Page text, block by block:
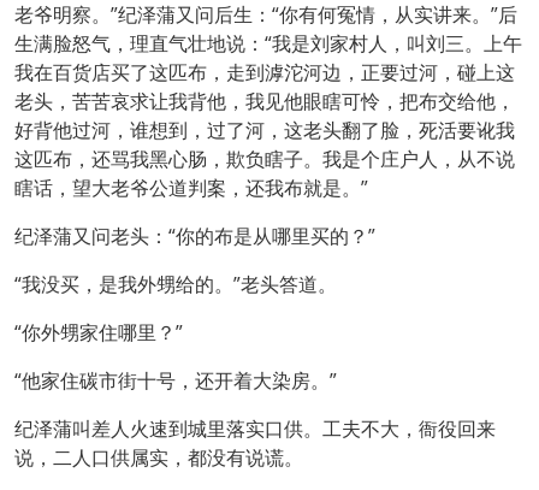
老爷明察。”纪泽蒲又问后生：“你有何冤情，从实讲来。”后
生满脸怒气，理直气壮地说：“我是刘家村人，叫刘三。上午
我在百货店买了这匹布，走到滹沱河边，正要过河，碰上这
老头，苦苦哀求让我背他，我见他眼瞎可怜，把布交给他，
好背他过河，谁想到，过了河，这老头翻了脸，死活要讹我
这匹布，还骂我黑心肠，欺负瞎子。我是个庄户人，从不说
瞎话，望大老爷公道判案，还我布就是。”
纪泽蒲又问老头：“你的布是从哪里买的？”
“我没买，是我外甥给的。”老头答道。
“你外甥家住哪里？”
“他家住碳市街十号，还开着大染房。”
纪泽蒲叫差人火速到城里落实口供。工夫不大，衙役回来
说，二人口供属实，都没有说谎。